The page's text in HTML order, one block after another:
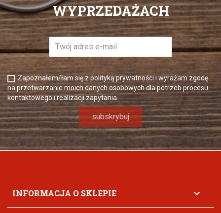
WYPRZEDAŻACH
Zapoznałem/łam się z polityką prywatności i wyrażam zgodę
na przetwarzanie moich danych osobowych dla potrzeb procesu
kontaktowego i realizacji zapytania.
INFORMACJA O SKLEPIE 